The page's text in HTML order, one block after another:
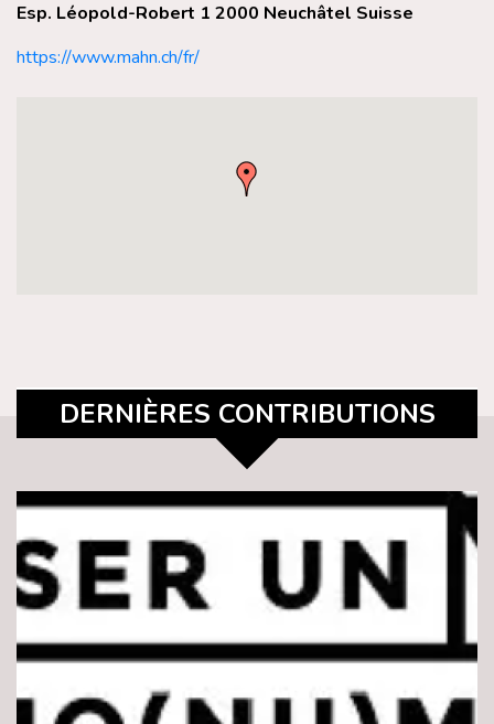
Esp. Léopold-Robert 1 2000 Neuchâtel Suisse
https://www.mahn.ch/fr/
DERNIÈRES CONTRIBUTIONS